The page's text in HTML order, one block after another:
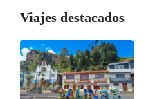
Viajes destacados